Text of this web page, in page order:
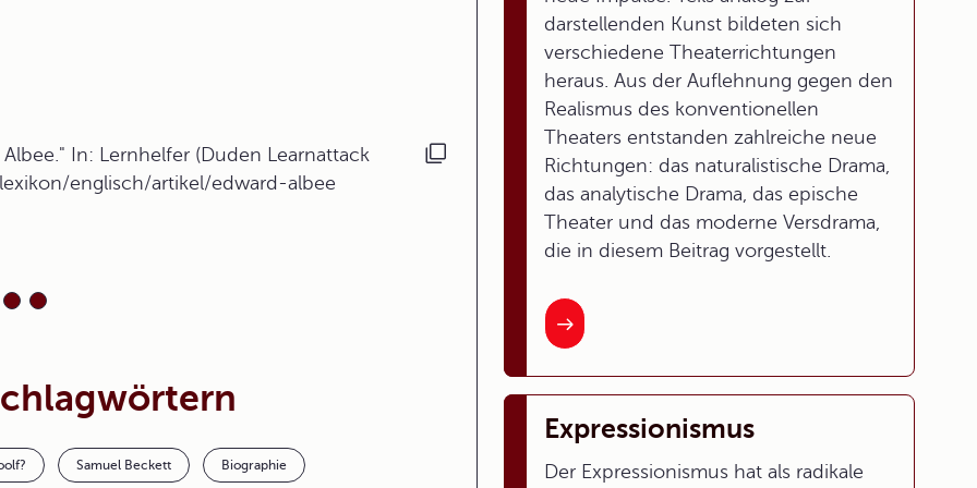
In: Lernhelfer (Duden Learnattack
englisch/artikel/edward-albee
Samuel Beckett Biographie
darstellenden Kunst bildeten sich
verschiedene Theaterrichtungen
heraus. Aus der Auflehnung gegen den
Realismus des konventionellen
Theaters entstanden zahlreiche neue
Richtungen: das naturalistische Drama,
das analytische Drama, das epische
Theater und das moderne Versdrama,
die in diesem Beitrag vorgestellt.
Expressionismus
Der Expressionismus hat als radikale